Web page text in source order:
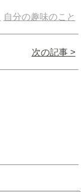
自分の趣味のこと
次の記事 >